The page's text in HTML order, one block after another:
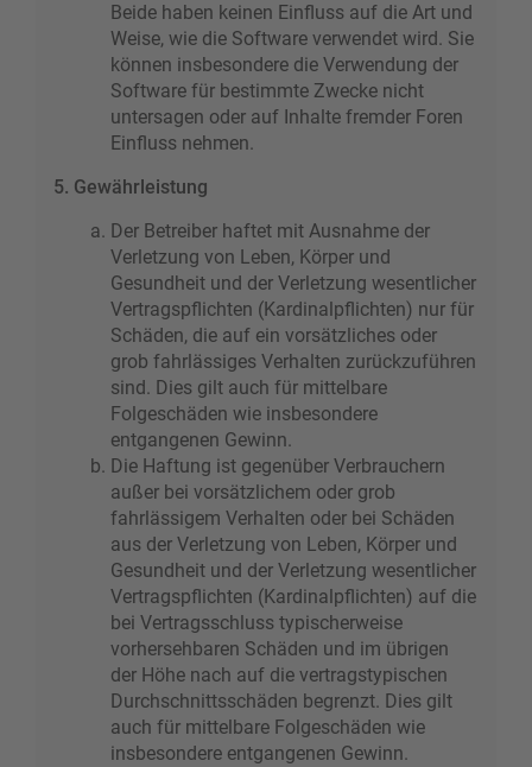
Beide haben keinen Einfluss auf die Art und
Weise, wie die Software verwendet wird. Sie
können insbesondere die Verwendung der
Software für bestimmte Zwecke nicht
untersagen oder auf Inhalte fremder Foren
Einfluss nehmen.
5. Gewährleistung
Der Betreiber haftet mit Ausnahme der
Verletzung von Leben, Körper und
Gesundheit und der Verletzung wesentlicher
Vertragspflichten (Kardinalpflichten) nur für
Schäden, die auf ein vorsätzliches oder
grob fahrlässiges Verhalten zurückzuführen
sind. Dies gilt auch für mittelbare
Folgeschäden wie insbesondere
entgangenen Gewinn.
Die Haftung ist gegenüber Verbrauchern
außer bei vorsätzlichem oder grob
fahrlässigem Verhalten oder bei Schäden
aus der Verletzung von Leben, Körper und
Gesundheit und der Verletzung wesentlicher
Vertragspflichten (Kardinalpflichten) auf die
bei Vertragsschluss typischerweise
vorhersehbaren Schäden und im übrigen
der Höhe nach auf die vertragstypischen
Durchschnittsschäden begrenzt. Dies gilt
auch für mittelbare Folgeschäden wie
insbesondere entgangenen Gewinn.